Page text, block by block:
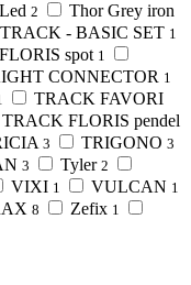
2 Thor Grey iron
TRACK - BASIC SET 1
spot 1
CONNECTOR 1
TRACK FAVORI
TRACK FLORIS pendel
3 TRIGONO 3
3 Tyler 2
VIXI 1 VULCAN 1
8 Zefix 1